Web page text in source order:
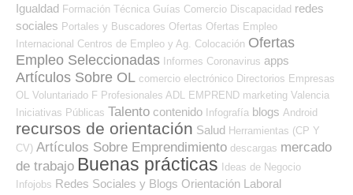
Igualdad Formación Técnica Guías Comercio Discapacidad redes
sociales Portales y Buscadores Ofertas Ofertas Empleo
Internacional Centros de Empleo y Ag. Colocación Ofertas
Empleo Seleccionadas Informes Coronavirus apps
Artículos Sobre OL comercio electrónico Directorios Empresas
OL Voluntariado F Profesionales ADL EMPREND marketing Valencia
Iniciativas Públicas Talento contenido Infografía blogs Android
recursos de orientación Salud Herramientas (CP Y
CV) Artículos Sobre Emprendimiento descargas mercado
de trabajo Buenas prácticas Ideas de Negocio
Infojobs Redes Sociales y Blogs Orientación Laboral